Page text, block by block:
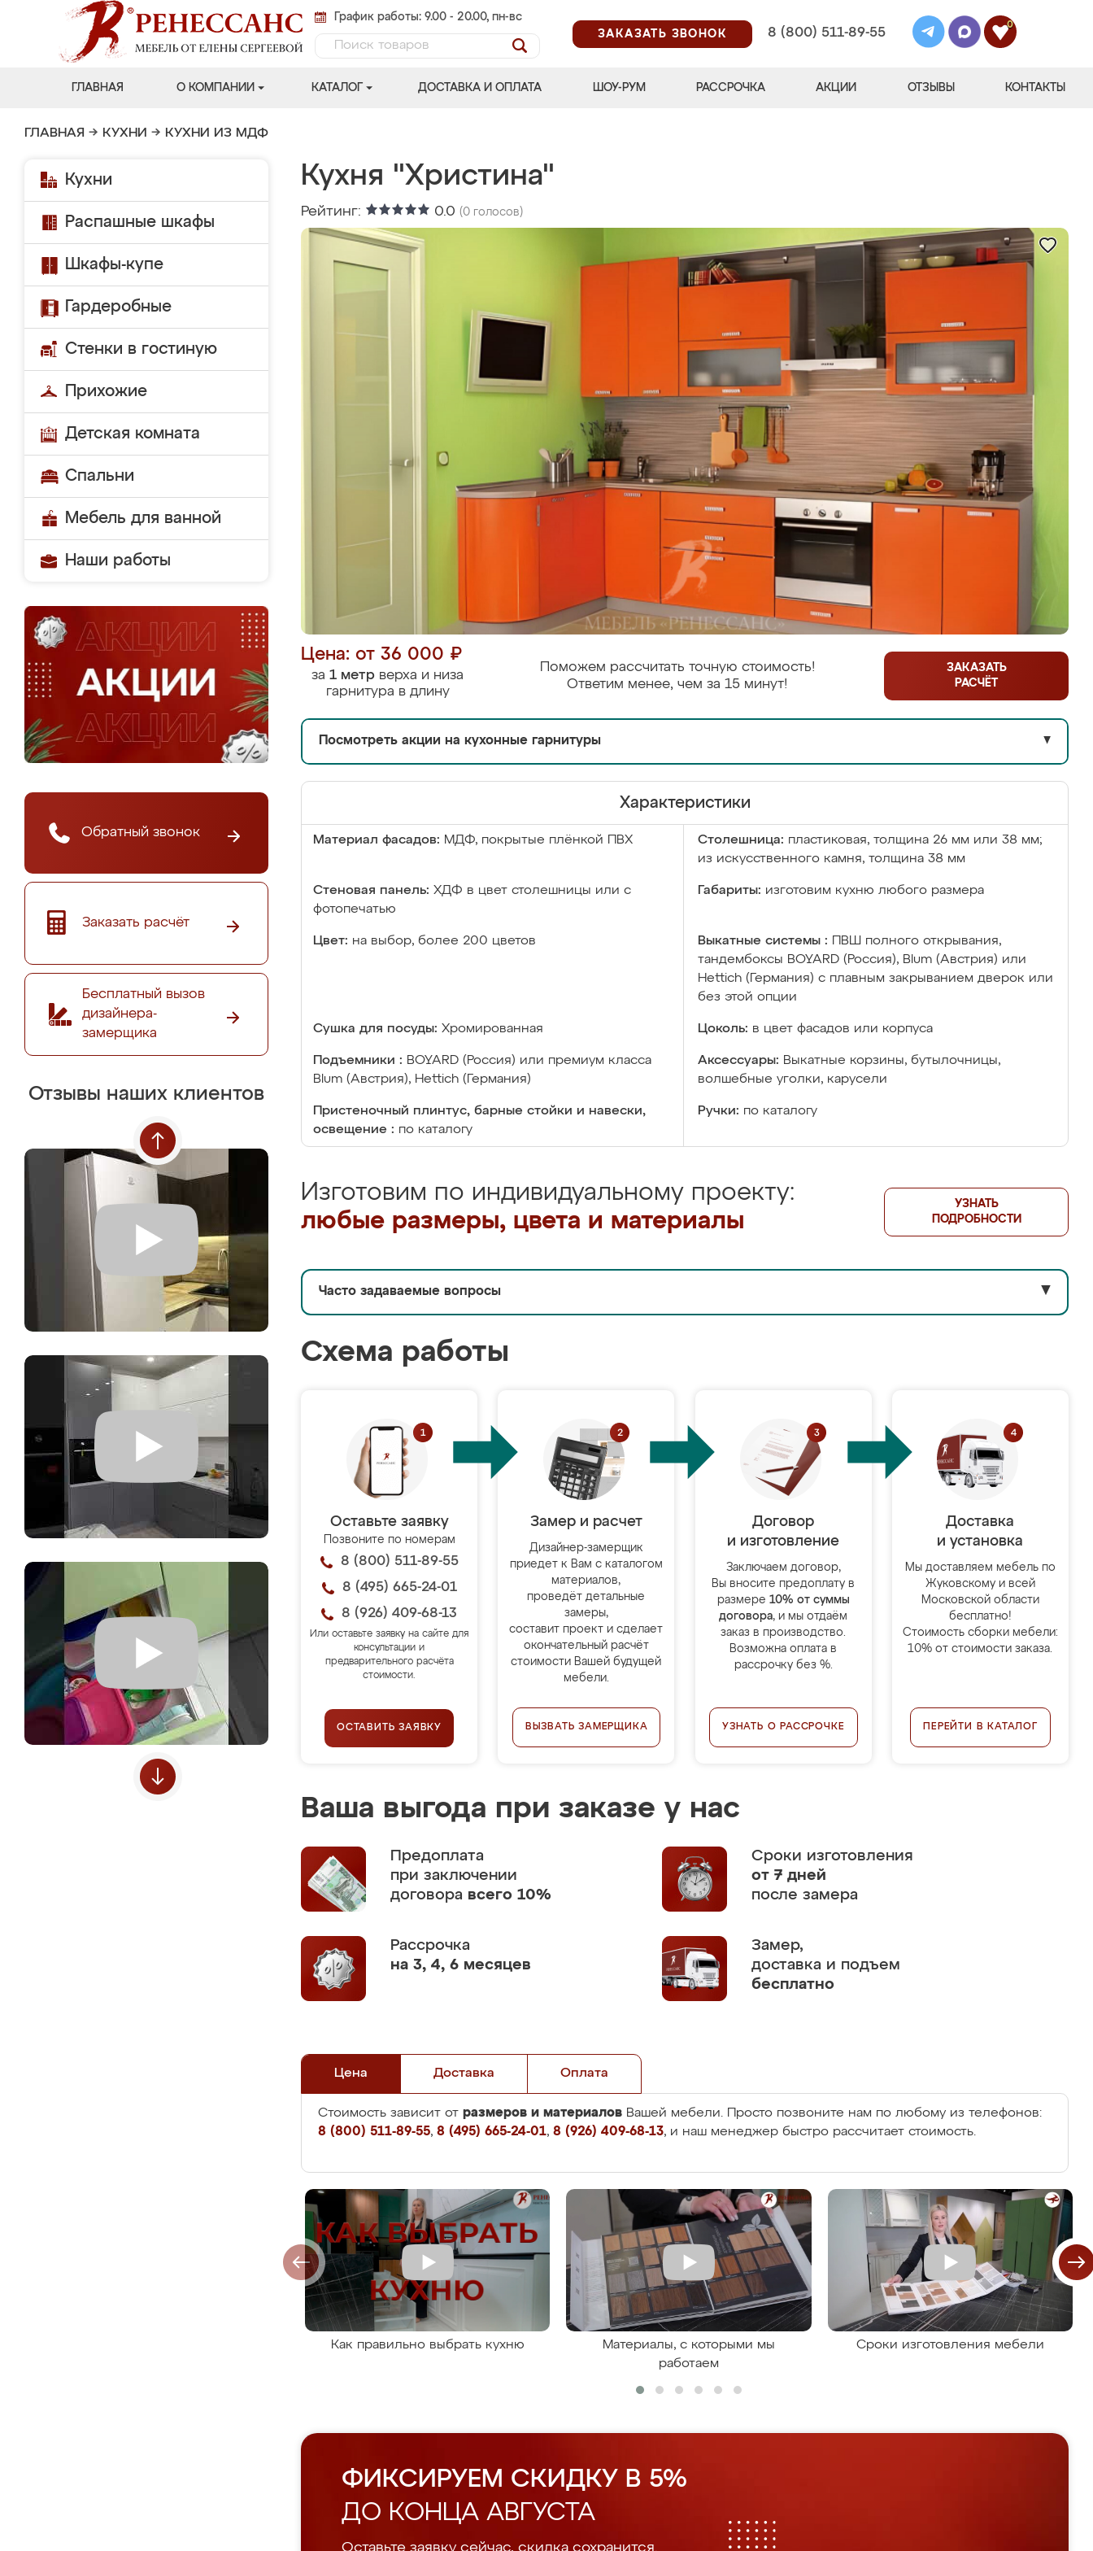
График работы: 9.00 - 20.00, пн-вс
ЗАКАЗАТЬ ЗВОНОК
8 (800) 511-89-55
0
ГЛАВНАЯ О КОМПАНИИ КАТАЛОГ ДОСТАВКА И ОПЛАТА ШОУ-РУМ РАССРОЧКА АКЦИИ ОТЗЫВЫ КОНТАКТЫ
ГЛАВНАЯ → КУХНИ → КУХНИ ИЗ МДФ
Кухни
Распашные шкафы
Шкафы-купе
Гардеробные
Стенки в гостиную
Прихожие
Детская комната
Спальни
Мебель для ванной
Наши работы
Обратный звонок
Заказать расчёт
Бесплатный вызов
дизайнера-
замерщика
Отзывы наших клиентов
Кухня "Христина"
Рейтинг: 0.0 (0 голосов)
Цена: от 36 000 ₽
за 1 метр верха и низа
гарнитура в длину
Поможем рассчитать точную стоимость!
Ответим менее, чем за 15 минут!
ЗАКАЗАТЬ
РАСЧЁТ
Посмотреть акции на кухонные гарнитуры ▼
Характеристики
Материал фасадов: МДФ, покрытые плёнкой ПВХ Столешница: пластиковая, толщина 26 мм или 38 мм;
из искусственного камня, толщина 38 мм
Стеновая панель: ХДФ в цвет столешницы или с
фотопечатью
Габариты: изготовим кухню любого размера
Цвет: на выбор, более 200 цветов Выкатные системы :
ПВШ полного открывания,
тандембоксы BOYARD (Россия), Blum (Австрия) или
Hettich (Германия) с плавным закрыванием дверок или
без этой опции
Сушка для посуды: Хромированная Цоколь: в цвет фасадов или корпуса
Подъемники : BOYARD (Россия) или премиум класса
Blum (Австрия), Hettich (Германия)
Аксессуары: Выкатные корзины, бутылочницы,
волшебные уголки, карусели
Пристеночный плинтус, барные стойки и навески,
освещение : по каталогу
Ручки: по каталогу
Изготовим по индивидуальному проекту:
любые размеры, цвета и материалы
УЗНАТЬ
ПОДРОБНОСТИ
Часто задаваемые вопросы ▼
Схема работы
Оставьте заявку
Позвоните по номерам
8 (800) 511-89-55
8 (495) 665-24-01
8 (926) 409-68-13
Или оставьте заявку на сайте для
консультации и
предварительного расчёта
стоимости.
ОСТАВИТЬ ЗАЯВКУ
Замер и расчет
Дизайнер-замерщик
приедет к Вам с каталогом
материалов,
проведёт детальные
замеры,
составит проект и сделает
окончательный расчёт
стоимости Вашей будущей
мебели.
ВЫЗВАТЬ ЗАМЕРЩИКА
Договор
и изготовление
Заключаем договор,
Вы вносите предоплату в
размере 10% от суммы
договора, и мы отдаём
заказ в производство.
Возможна оплата в
рассрочку без %.
УЗНАТЬ О РАССРОЧКЕ
Доставка
и установка
Мы доставляем мебель по
Жуковскому и всей
Московской области
бесплатно!
Стоимость сборки мебели:
10% от стоимости заказа.
ПЕРЕЙТИ В КАТАЛОГ
Ваша выгода при заказе у нас
Предоплата
при заключении
договора всего 10%
Сроки изготовления
от 7 дней
после замера
Рассрочка
на 3, 4, 6 месяцев
Замер,
доставка и подъем
бесплатно
Цена Доставка Оплата
Стоимость зависит от размеров и материалов Вашей мебели. Просто позвоните нам по любому из телефонов:
8 (800) 511-89-55, 8 (495) 665-24-01, 8 (926) 409-68-13, и наш менеджер быстро рассчитает стоимость.
Как правильно выбрать кухню
Материалы, с которыми мы
работаем
Сроки изготовления мебели
ФИКСИРУЕМ СКИДКУ В 5%
ДО КОНЦА АВГУСТА
Оставьте заявку сейчас, скидка сохранится.